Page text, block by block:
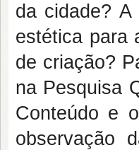
da cidade?
estética para
de criação?
na Pesquisa
Conteúdo e
observação